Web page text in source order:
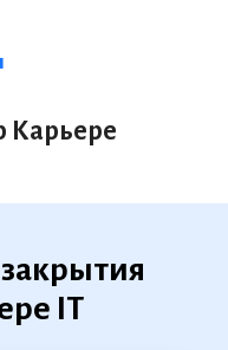
Карьере
IT